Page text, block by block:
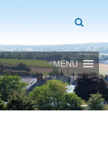
MENU